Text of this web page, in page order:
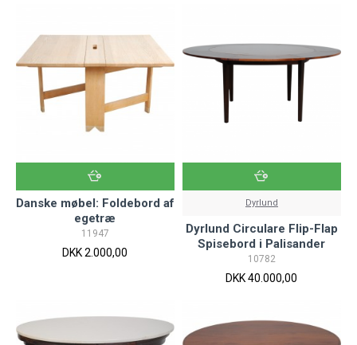
Danske møbel: Foldebord af
egetræ
11947
DKK 2.000,00
Dyrlund
Dyrlund Circulare Flip-Flap
Spisebord i Palisander
10782
DKK 40.000,00